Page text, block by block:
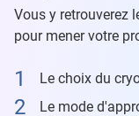
Vous y retrouverez
pour mener votre
Le choix du
Le mode